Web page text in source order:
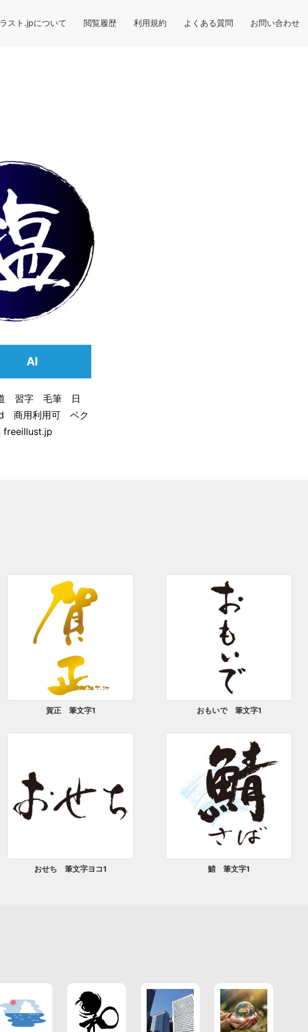
スト.jpについて 閲覧履歴 利用規約 よくある質問 お問い合わせ
AI
習字 毛筆 日
商用利用可 ベク
賀正 筆文字1 おもいで 筆文字1
おせち 筆文字ヨコ1 鯖 筆文字1